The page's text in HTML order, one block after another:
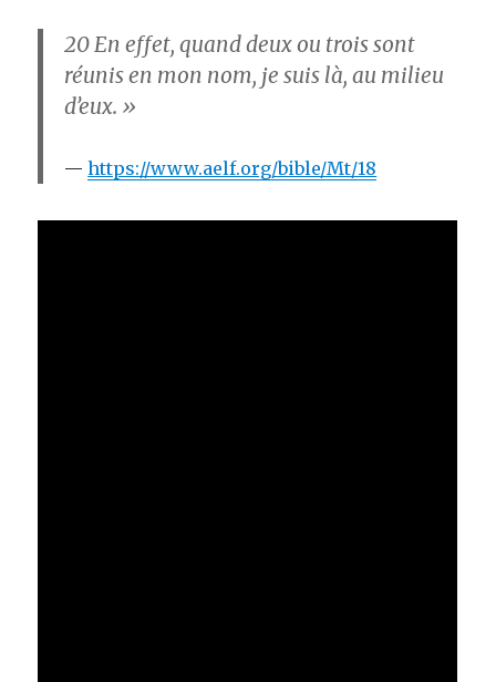
20En effet, quand deux ou trois sont
réunis en mon nom, je suis là, au milieu
d’eux. »
https://www.aelf.org/bible/Mt/18